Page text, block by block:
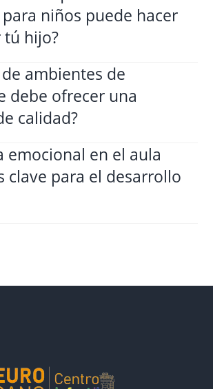
niños puede hacer
hijo?
ambientes de
debe ofrecer una
calidad?
emocional en el aula
clave para el desarrollo